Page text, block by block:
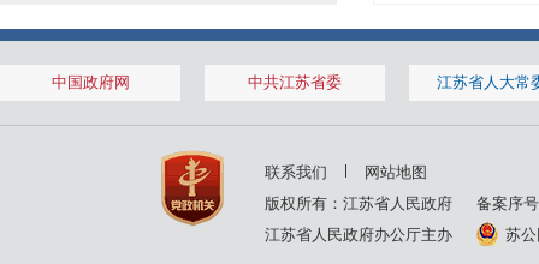
中国政府网 中共江苏省委 江苏省人大常
联系我们
网站地图
版权所有：江苏省人民政府
备案序
江苏省人民政府办公厅主办
苏